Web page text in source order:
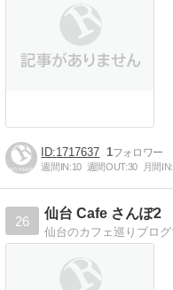
1717637 1
週間IN:10 週間OUT:30 月間IN:
26
仙台 Cafe さんぽ2